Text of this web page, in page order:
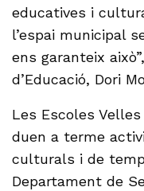
educatives i
l’espai municipal
ens garanteix
d’Educació, Dori
Les Escoles
duen a terme
culturals i de
Departament de